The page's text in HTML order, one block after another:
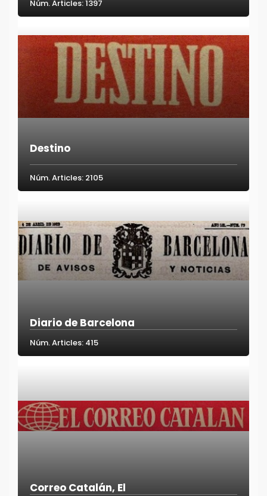
Núm. Articles: 1397
Destino
Núm. Articles: 2105
Diario de Barcelona
Núm. Articles: 415
Correo Catalán, El